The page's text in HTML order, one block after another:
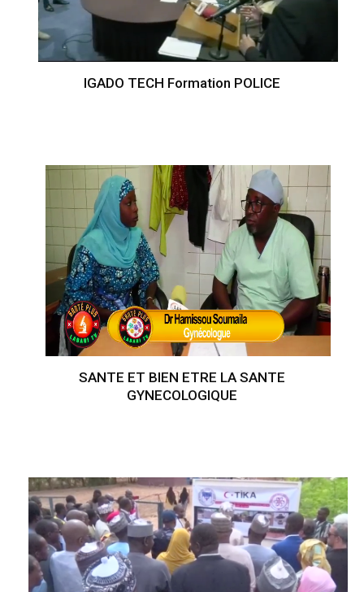
IGADO TECH Formation POLICE
SANTE ET BIEN ETRE LA SANTE
GYNECOLOGIQUE